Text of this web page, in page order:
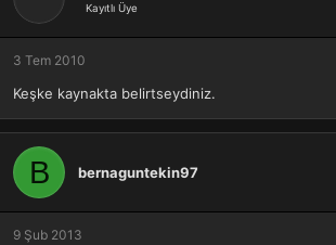
Kayıtlı Üye
3 Tem 2010
Keşke kaynakta belirtseydiniz.
B bernaguntekin97
9 Şub 2013